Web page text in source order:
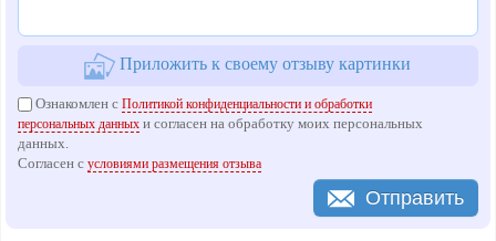
Приложить к своему отзыву картинки
Ознакомлен сПолитикой конфиденциальности и обработки
персональных данных и согласен на обработку моих персональных
данных.
Согласен сусловиями размещения отзыва
Отправить